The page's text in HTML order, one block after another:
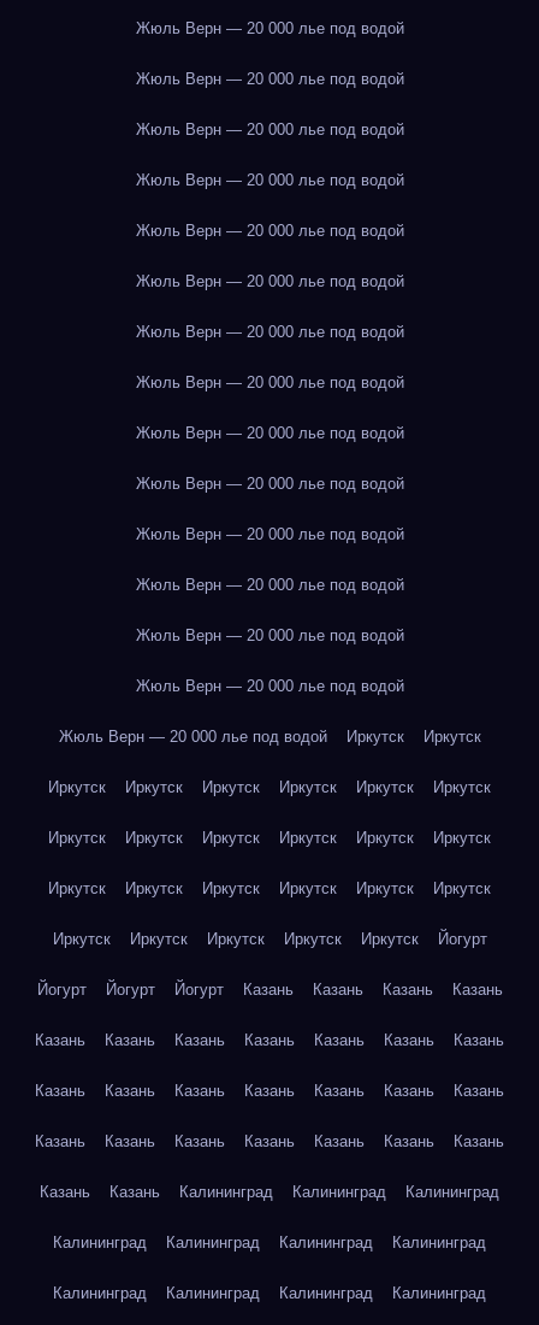
Жюль Верн — 20 000 лье под водой
Жюль Верн — 20 000 лье под водой
Жюль Верн — 20 000 лье под водой
Жюль Верн — 20 000 лье под водой
Жюль Верн — 20 000 лье под водой
Жюль Верн — 20 000 лье под водой
Жюль Верн — 20 000 лье под водой
Жюль Верн — 20 000 лье под водой
Жюль Верн — 20 000 лье под водой
Жюль Верн — 20 000 лье под водой
Жюль Верн — 20 000 лье под водой
Жюль Верн — 20 000 лье под водой
Жюль Верн — 20 000 лье под водой
Жюль Верн — 20 000 лье под водой
Жюль Верн — 20 000 лье под водой Иркутск Иркутск
Иркутск Иркутск Иркутск Иркутск Иркутск Иркутск
Иркутск Иркутск Иркутск Иркутск Иркутск Иркутск
Иркутск Иркутск Иркутск Иркутск Иркутск Иркутск
Иркутск Иркутск Иркутск Иркутск Иркутск Йогурт
Йогурт Йогурт Йогурт Казань Казань Казань Казань
Казань Казань Казань Казань Казань Казань Казань
Казань Казань Казань Казань Казань Казань Казань
Казань Казань Казань Казань Казань Казань Казань
Казань Казань Калининград Калининград Калининград
Калининград Калининград Калининград Калининград
Калининград Калининград Калининград Калининград